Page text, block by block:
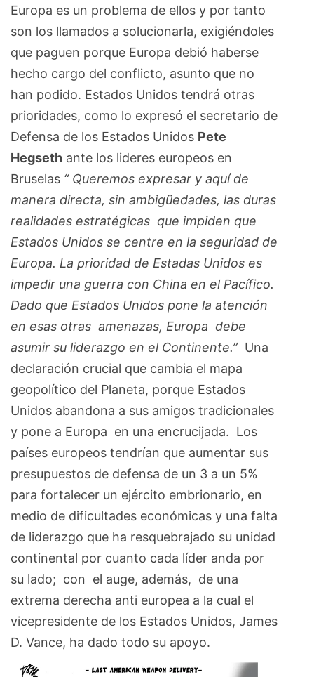
Europa es un problema de ellos y por tanto
son los llamados a solucionarla, exigiéndoles
que paguen porque Europa debió haberse
hecho cargo del conflicto, asunto que no
han podido. Estados Unidos tendrá otras
prioridades, como lo expresó el secretario de
Defensa de los Estados Unidos Pete
Hegseth ante los lideres europeos en
Bruselas “ Queremos expresar y aquí de
manera directa, sin ambigüedades, las duras
realidades estratégicas que impiden que
Estados Unidos se centre en la seguridad de
Europa. La prioridad de Estadas Unidos es
impedir una guerra con China en el Pacífico.
Dado que Estados Unidos pone la atención
en esas otras amenazas, Europa debe
asumir su liderazgo en el Continente.”Una
declaración crucial que cambia el mapa
geopolítico del Planeta, porque Estados
Unidos abandona a sus amigos tradicionales
y pone a Europa en una encrucijada. Los
países europeos tendrían que aumentar sus
presupuestos de defensa de un 3 a un 5%
para fortalecer un ejército embrionario, en
medio de dificultades económicas y una falta
de liderazgo que ha resquebrajado su unidad
continental por cuanto cada líder anda por
su lado; con el auge, además, de una
extrema derecha anti europea a la cual el
vicepresidente de los Estados Unidos, James
D. Vance, ha dado todo su apoyo.